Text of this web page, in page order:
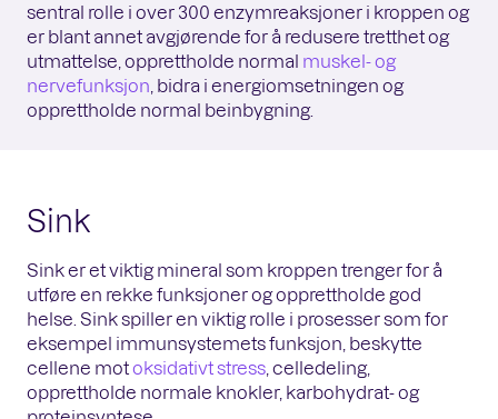
sentral rolle i over 300 enzymreaksjoner i kroppen og
er blant annet avgjørende for å redusere tretthet og
utmattelse, opprettholde normal muskel- og
nervefunksjon , bidra i energiomsetningen og
opprettholde normal beinbygning.
Sink
Sink er et viktig mineral som kroppen trenger for å
utføre en rekke funksjoner og opprettholde god
helse. Sink spiller en viktig rolle i prosesser som for
eksempel immunsystemets funksjon, beskytte
cellene motoksidativt stress , celledeling,
opprettholde normale knokler, karbohydrat- og